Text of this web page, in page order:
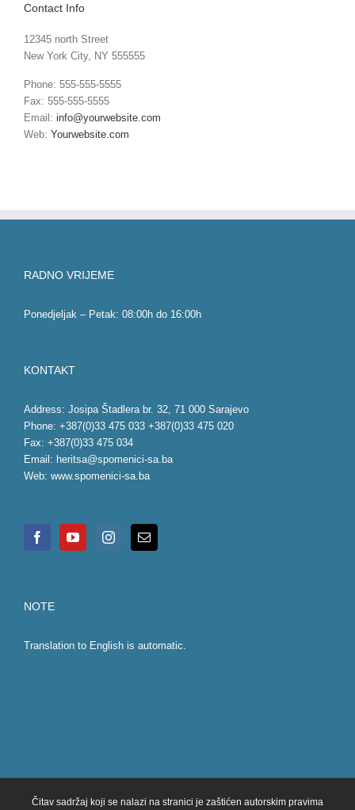
Contact Info
12345 north Street
New York City, NY 555555
Phone: 555-555-5555
Fax: 555-555-5555
Email: info@yourwebsite.com
Web: Yourwebsite.com
RADNO VRIJEME
Ponedjeljak – Petak: 08:00h do 16:00h
KONTAKT
Address: Josipa Štadlera br. 32, 71 000 Sarajevo
Phone: +387(0)33 475 033 +387(0)33 475 020
Fax: +387(0)33 475 034
Email: heritsa@spomenici-sa.ba
Web: www.spomenici-sa.ba
NOTE
Translation to English is automatic.
Čitav sadržaj koji se nalazi na stranici je zaštićen autorskim pravima